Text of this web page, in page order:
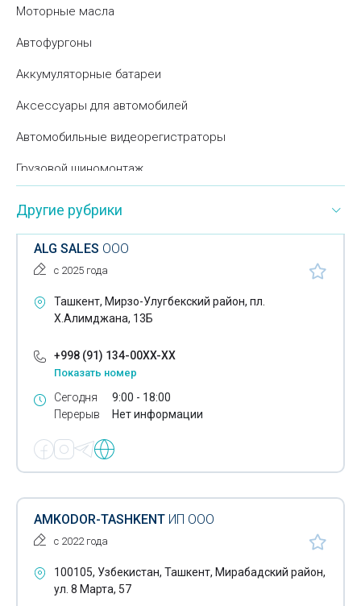
Моторные масла
Автофургоны
Аккумуляторные батареи
Аксессуары для автомобилей
Автомобильные видеорегистраторы
Грузовой шиномонтаж
Дорожные знаки
Дорожные ограждения
Запчасти для погрузчиков
Зарядки для автомобильных аккумуляторов
Испытания автомобильного газобаллонного
оборудования
Китайские грузовики
Китайские грузовые шины
Коммунальные машины
Компьютерная диагностика автомобилей
Мотоциклы
Прицепы
Полуприцепы
Другие рубрики
ALG SALES ООО
с 2025 года
Ташкент, Мирзо-Улугбекский район, пл.
Х.Алимджана, 13Б
+998 (91) 134-00XX-XX
Показать номер
Сегодня
Перерыв
9:00 - 18:00
Нет информации
AMKODOR-TASHKENT ИП ООО
с 2022 года
100105, Узбекистан, Ташкент, Мирабадский район,
ул. 8 Марта, 57